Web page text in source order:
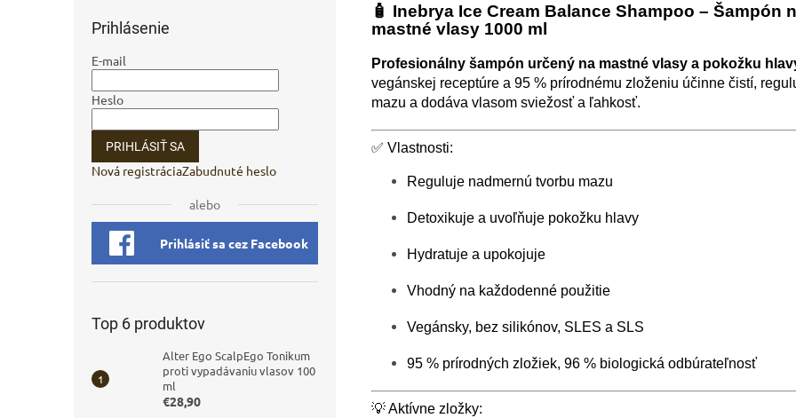
Prihlásenie
E-mail
Heslo
PRIHLÁSIŤ SA
Nová registráciaZabudnuté heslo
alebo
Prihlásiť sa cez Facebook
Top 6 produktov
Alter Ego ScalpEgo Tonikum
proti vypadávaniu vlasov 100
ml
€28,90
🧴 Inebrya Ice Cream Balance Shampoo – Šampón
mastné vlasy 1000 ml
Profesionálny šampón určený na mastné vlasy a pokožku
vegánskej receptúre a 95 % prírodnému zloženiu účinne čistí,
mazu a dodáva vlasom sviežosť a ľahkosť.
✅ Vlastnosti:
Reguluje nadmernú tvorbu mazu
Detoxikuje a uvoľňuje pokožku hlavy
Hydratuje a upokojuje
Vhodný na každodenné použitie
Vegánsky, bez silikónov, SLES a SLS
95 % prírodných zložiek, 96 % biologická odbúrateľnosť
💡 Aktívne zložky: